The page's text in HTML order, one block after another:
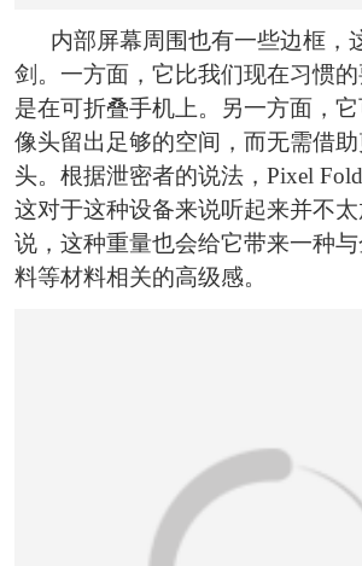
内部屏幕周围也有一些边框，
剑。一方面，它比我们现在习惯
是在可折叠手机上。另一方面，
像头留出足够的空间，而无需借
头。根据泄密者的说法，Pixel
这对于这种设备来说听起来并不
说，这种重量也会给它带来一种
料等材料相关的高级感。